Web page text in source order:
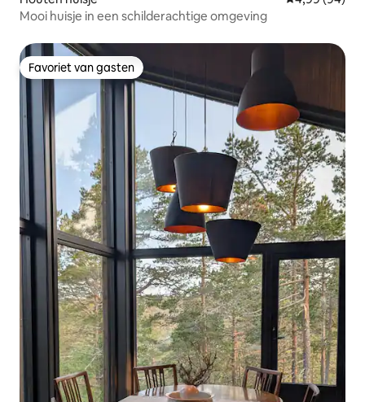
Mooi huisje in een schilderachtige omgeving
Favoriet van gasten
Favoriet van gasten